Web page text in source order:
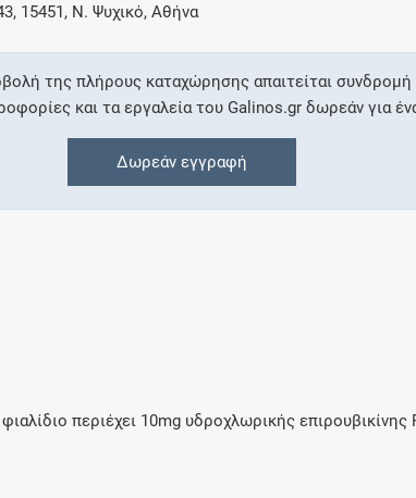
Συνδρομές
περισσότερα για τα οφέλη και τις
15451, Ν. Ψυχικό, Αθήνα
της πλήρους καταχώρησης απαιτείται συνδρομή
και τα εργαλεία του Galinos.gr δωρεάν για
Δωρεάν εγγραφή
περιέχει 10mg υδροχλωρικής